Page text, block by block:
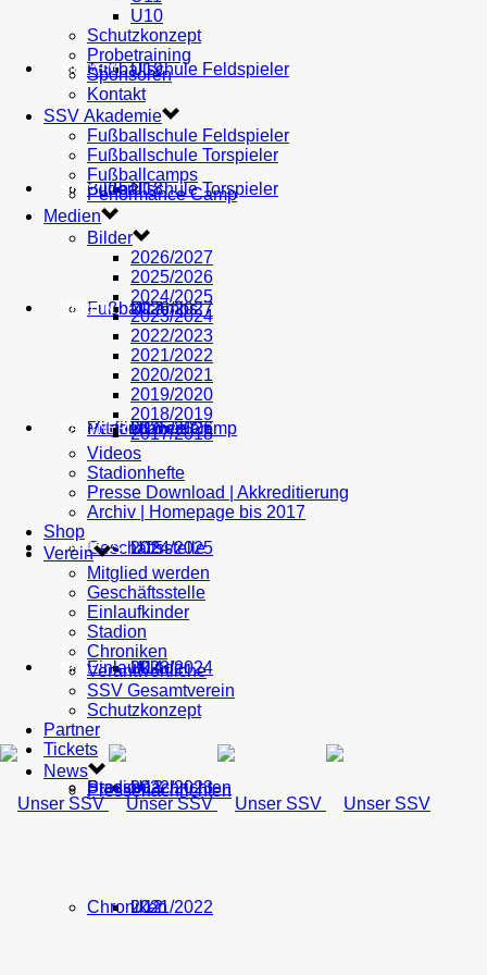
AH U19
U18
U17
U16
U15
U14
U13
U12
Fußballschule Feldspieler
Fußballschule Torspieler
Fußballcamps
Performance Camp
MEDIEN
Bilder
2026/2027
2025/2026
2024/2025
2023/2024
2022/2023
2021/2022
SHOP
VEREIN
Mitglied werden
Geschäftsstelle
Einlaufkinder
Stadion
Chroniken
PARTNER
TICKETS
NEWS
Pressenachrichten
U10
Schutzkonzept
Probetraining
Sponsoren
Kontakt
SSV Akademie
Fußballschule Feldspieler
Fußballschule Torspieler
Fußballcamps
Performance Camp
Medien
Bilder
2026/2027
2025/2026
2024/2025
2023/2024
2022/2023
2021/2022
2020/2021
2019/2020
2018/2019
2017/2018
Videos
Stadionhefte
Presse Download | Akkreditierung
Archiv | Homepage bis 2017
Shop
Verein
Mitglied werden
Geschäftsstelle
Einlaufkinder
Stadion
Chroniken
Verantwortliche
SSV Gesamtverein
Schutzkonzept
Partner
Tickets
News
Pressenachrichten